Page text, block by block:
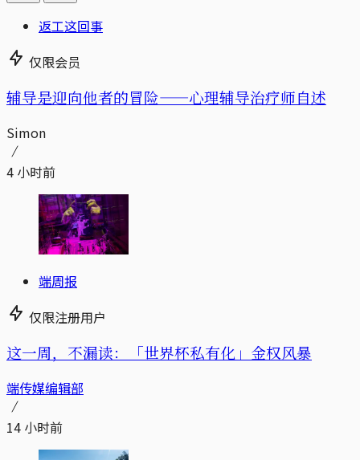
返工这回事
仅限会员
辅导是迎向他者的冒险——心理辅导治疗师自述
Simon
4 小时前
端周报
仅限注册用户
这一周，不漏读：「世界杯私有化」金权风暴
端传媒编辑部
14 小时前